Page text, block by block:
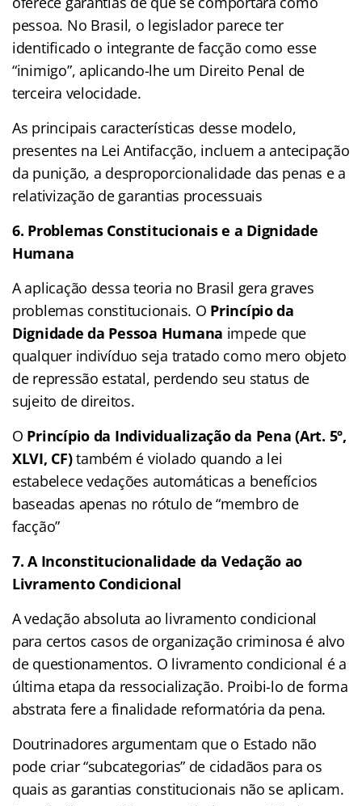
pessoa. No Brasil, o legislador parece ter
identificado o integrante de facção como esse
“inimigo”, aplicando-lhe um Direito Penal de
terceira velocidade.
As principais características desse modelo,
presentes na Lei Antifacção, incluem a antecipação
da punição, a desproporcionalidade das penas e a
relativização de garantias processuais
6. Problemas Constitucionais e a Dignidade
Humana
A aplicação dessa teoria no Brasil gera graves
problemas constitucionais. O Princípio da
Dignidade da Pessoa Humana impede que
qualquer indivíduo seja tratado como mero objeto
de repressão estatal, perdendo seu status de
sujeito de direitos.
O Princípio da Individualização da Pena (Art. 5º,
XLVI, CF)também é violado quando a lei
estabelece vedações automáticas a benefícios
baseadas apenas no rótulo de “membro de
facção”
7. A Inconstitucionalidade da Vedação ao
Livramento Condicional
A vedação absoluta ao livramento condicional
para certos casos de organização criminosa é alvo
de questionamentos. O livramento condicional é a
última etapa da ressocialização. Proibi-lo de forma
abstrata fere a finalidade reformatória da pena.
Doutrinadores argumentam que o Estado não
pode criar “subcategorias” de cidadãos para os
quais as garantias constitucionais não se aplicam.